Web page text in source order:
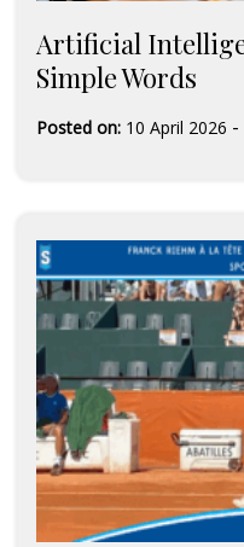
Artificial
Simple Words
Posted on: 10 April 2026 -